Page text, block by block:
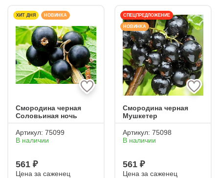
ХИТ ДНЯ НОВИНКА
Смородина черная
Соловьиная ночь
Артикул: 75099
В наличии
561 ₽
Цена за саженец
СПЕЦПРЕДЛОЖЕНИЕ
НОВИНКА
Смородина черная
Мушкетер
Артикул: 75098
В наличии
561 ₽
Цена за саженец